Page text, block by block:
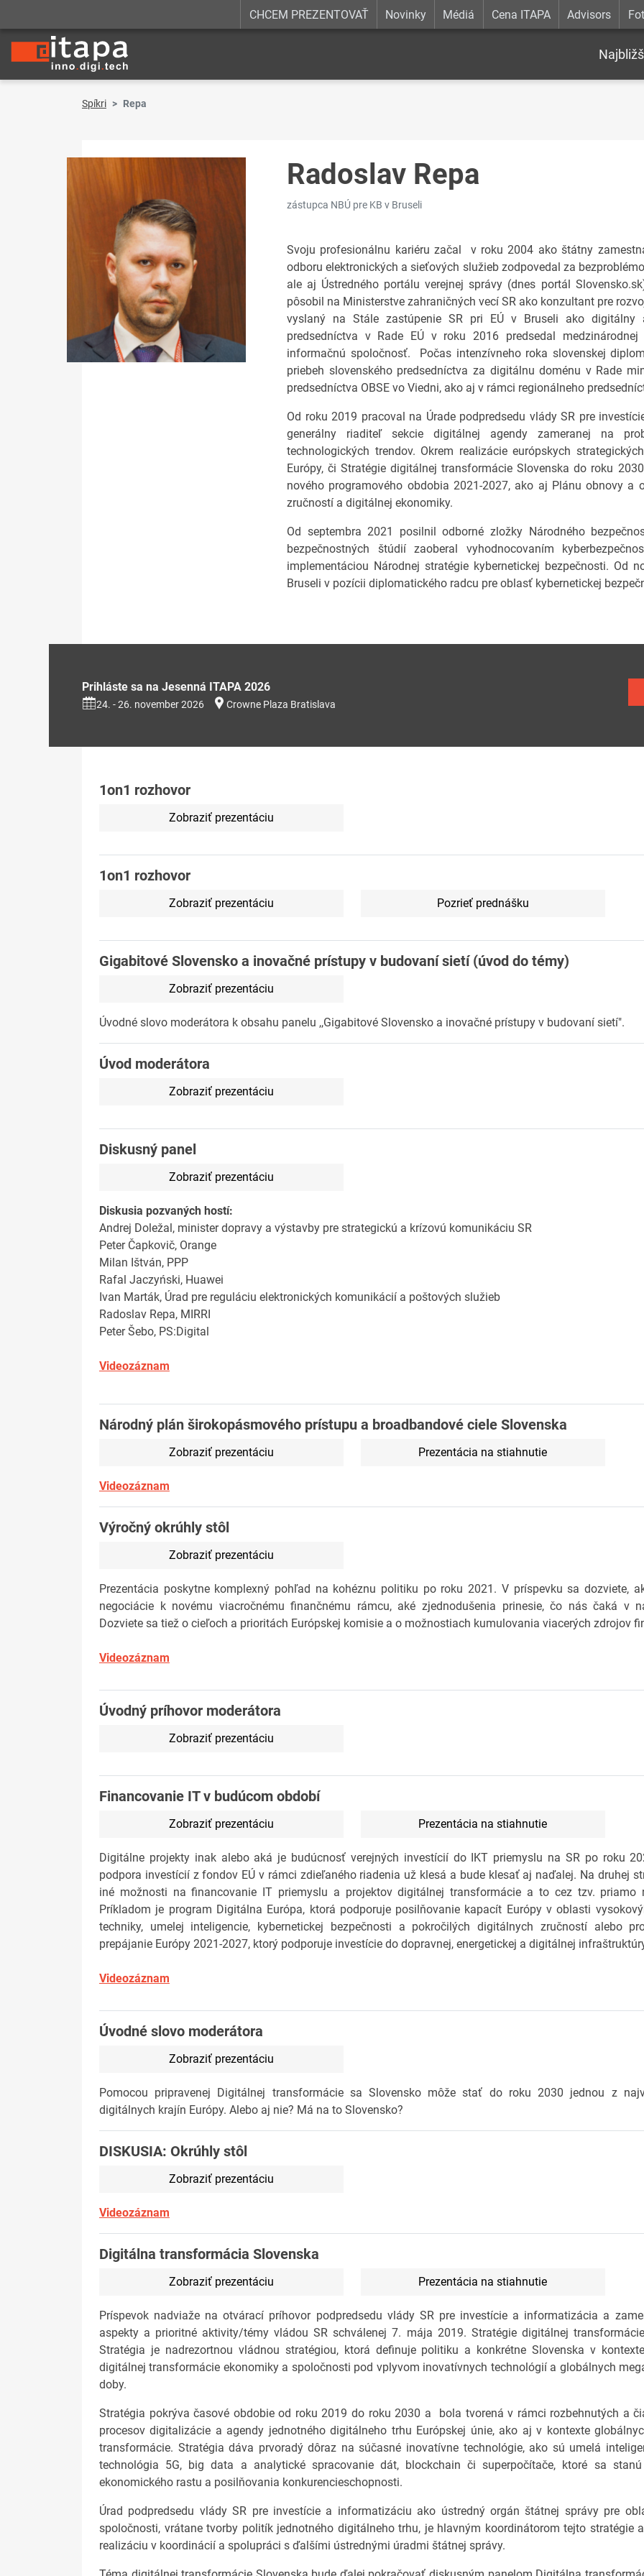
CHCEM PREZENTOVAŤ Novinky Médiá Cena ITAPA Advisors
Spíkri Repa
Radoslav Repa
zástupca NBÚ pre KB v Bruseli
Svoju profesionálnu kariéru začal v roku 2004 ako štátny
odboru elektronických a sieťových služieb zodpovedal za
ale aj Ústredného portálu verejnej správy (dnes portál
pôsobil na Ministerstve zahraničných vecí SR ako konzultant pre
vyslaný na Stále zastúpenie SR pri EÚ v Bruseli ako digitálny
predsedníctva v Rade EÚ v roku 2016 predsedal
informačnú spoločnosť. Počas intenzívneho roka slovenskej
priebeh slovenského predsedníctva za digitálnu doménu v Rade
predsedníctva OBSE vo Viedni, ako aj v rámci regionálneho
Od roku 2019 pracoval na Úrade podpredsedu vlády SR pre
generálny riaditeľ sekcie digitálnej agendy zameranej na
technologických trendov. Okrem realizácie európskych
Európy, či Stratégie digitálnej transformácie Slovenska do roku
nového programového obdobia 2021-2027, ako aj Plánu obnovy a
zručností a digitálnej ekonomiky.
Od septembra 2021 posilnil odborné zložky Národného
bezpečnostných štúdií zaoberal vyhodnocovaním
implementáciou Národnej stratégie kybernetickej bezpečnosti. Od
Bruseli v pozícii diplomatického radcu pre oblasť kybernetickej
Prihláste sa na Jesenná ITAPA 2026
24. - 26. november 2026 Crowne Plaza Bratislava
1on1 rozhovor
Zobraziť prezentáciu
1on1 rozhovor
Zobraziť prezentáciu Pozrieť prednášku
Gigabitové Slovensko a inovačné prístupy v budovaní sietí (úvod do témy)
Zobraziť prezentáciu
Úvodné slovo moderátora k obsahu panelu ,,Gigabitové Slovensko a inovačné prístupy v budovaní sietí".
Úvod moderátora
Zobraziť prezentáciu
Diskusný panel
Zobraziť prezentáciu
Diskusia pozvaných hostí:
Andrej Doležal, minister dopravy a výstavby pre strategickú a krízovú komunikáciu SR
Peter Čapkovič, Orange
Milan Ištván, PPP
Rafal Jaczyński, Huawei
Ivan Marták, Úrad pre reguláciu elektronických komunikácií a poštových služieb
Radoslav Repa, MIRRI
Peter Šebo, PS:Digital
Videozáznam
Národný plán širokopásmového prístupu a broadbandové ciele Slovenska
Zobraziť prezentáciu Prezentácia na stiahnutie
Videozáznam
Výročný okrúhly stôl
Zobraziť prezentáciu
Prezentácia poskytne komplexný pohľad na kohéznu politiku po roku 2021. V príspevku sa dozviete,
negociácie k novému viacročnému finančnému rámcu, aké zjednodušenia prinesie, čo nás čaká v
Dozviete sa tiež o cieľoch a prioritách Európskej komisie a o možnostiach kumulovania viacerých zdrojov
Videozáznam
Úvodný príhovor moderátora
Zobraziť prezentáciu
Financovanie IT v budúcom období
Zobraziť prezentáciu Prezentácia na stiahnutie
Digitálne projekty inak alebo aká je budúcnosť verejných investícií do IKT priemyslu na SR po roku
podpora investícií z fondov EÚ v rámci zdieľaného riadenia už klesá a bude klesať aj naďalej. Na druhej
iné možnosti na financovanie IT priemyslu a projektov digitálnej transformácie a to cez tzv. priamo
Príkladom je program Digitálna Európa, ktorá podporuje posilňovanie kapacít Európy v oblasti
techniky, umelej inteligencie, kybernetickej bezpečnosti a pokročilých digitálnych zručností alebo
prepájanie Európy 2021-2027, ktorý podporuje investície do dopravnej, energetickej a digitálnej
Videozáznam
Úvodné slovo moderátora
Zobraziť prezentáciu
Pomocou pripravenej Digitálnej transformácie sa Slovensko môže stať do roku 2030 jednou z
digitálnych krajín Európy. Alebo aj nie? Má na to Slovensko?
DISKUSIA: Okrúhly stôl
Zobraziť prezentáciu
Videozáznam
Digitálna transformácia Slovenska
Zobraziť prezentáciu Prezentácia na stiahnutie
Príspevok nadviaže na otvárací príhovor podpredsedu vlády SR pre investície a informatizácia a
aspekty a prioritné aktivity/témy vládou SR schválenej 7. mája 2019. Stratégie digitálnej
Stratégia je nadrezortnou vládnou stratégiou, ktorá definuje politiku a konkrétne Slovenska v
digitálnej transformácie ekonomiky a spoločnosti pod vplyvom inovatívnych technológií a globálnych
doby.
Stratégia pokrýva časové obdobie od roku 2019 do roku 2030 a bola tvorená v rámci rozbehnutých a
procesov digitalizácie a agendy jednotného digitálneho trhu Európskej únie, ako aj v kontexte
transformácie. Stratégia dáva prvoradý dôraz na súčasné inovatívne technológie, ako sú umelá
technológia 5G, big data a analytické spracovanie dát, blockchain či superpočítače, ktoré sa
ekonomického rastu a posilňovania konkurencieschopnosti.
Úrad podpredsedu vlády SR pre investície a informatizáciu ako ústredný orgán štátnej správy pre
spoločnosti, vrátane tvorby politík jednotného digitálneho trhu, je hlavným koordinátorom tejto stratégie
realizáciu v koordinácií a spolupráci s ďalšími ústrednými úradmi štátnej správy.